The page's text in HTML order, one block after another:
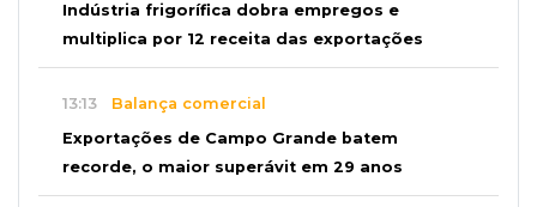
Indústria frigorífica dobra empregos e
multiplica por 12 receita das exportações
13:13 Balança comercial
Exportações de Campo Grande batem
recorde, o maior superávit em 29 anos